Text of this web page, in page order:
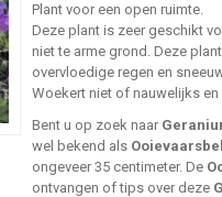
Plant voor een open ruimte.
Deze plant is zeer geschikt
niet te arme grond. Deze
overvloedige regen en
Woekert niet of nauwelijks
Bent u op zoek naar
wel bekend als
ongeveer 35 centimeter. De
ontvangen of tips over deze